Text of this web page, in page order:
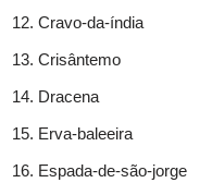
Cravo-da-índia
Crisântemo
Dracena
Erva-baleeira
Espada-de-são-jorge